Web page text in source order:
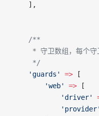
    ],
    /**
* 守卫数组，每个守
     */
    'guards'
=> [
        'web'
=> [
            'driver'
            'provider'